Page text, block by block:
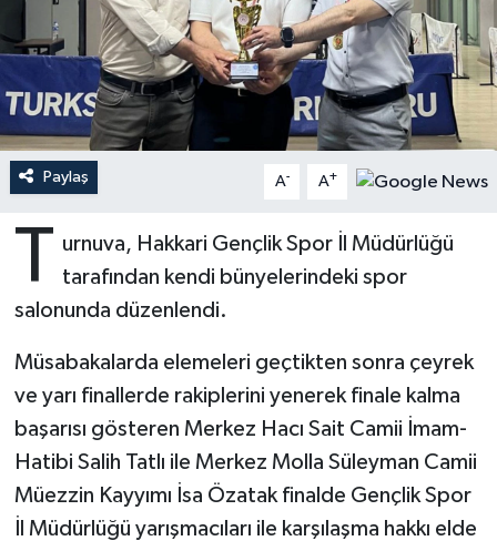
Paylaş A- A+
T urnuva, Hakkari Gençlik Spor İl Müdürlüğü
tarafından kendi bünyelerindeki spor
salonunda düzenlendi.
Müsabakalarda elemeleri geçtikten sonra çeyrek
ve yarı finallerde rakiplerini yenerek finale kalma
başarısı gösteren Merkez Hacı Sait Camii İmam-
Hatibi Salih Tatlı ile Merkez Molla Süleyman Camii
Müezzin Kayyımı İsa Özatak finalde Gençlik Spor
İl Müdürlüğü yarışmacıları ile karşılaşma hakkı elde
Artvin Müftülüğü
Aydın Müftülüğü
Balıkesir Müftülüğü
Bartın Müftülüğü
Batman Müftülüğü
Bilecik Müftülüğü
Bingöl Müftülüğü
Bitlis Müftülüğü
Bolu Müftülüğü
Kurban
Mukabele
Peygamberimizin Hayatı
Ramazan
Sahabeler
DİYANET AKADEMİ
DİYANET GENÇLİK
DİYANET RADYO/TV
DEPREM
Dünya
Kültür-Sanat
Aile
Sağlık
Makaleler